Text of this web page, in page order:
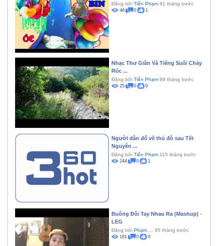
Đăng bởi Tiến Phạm 91 tháng trước
46 0 1
Nhạc Thư Giãn Và Tiếng Suối Chảy
Róc ...
Đăng bởi Tiến Phạm 69 tháng trước
25 0 0
Người dân đổ về thủ đô sau Tết
Nguyên ...
Đăng bởi Tiến Phạm 115 tháng trước
244 0 1
Buông Đôi Tay Nhau Ra (Mashup) -
LEG
Đăng bởi Phạm ... 95 tháng trước
161 0 0